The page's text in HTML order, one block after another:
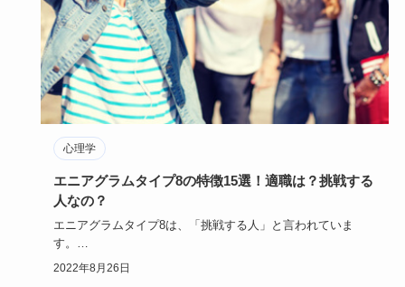
心理学
エニアグラムタイプ8の特徴15選！適職は？挑戦する
人なの？
エニアグラムタイプ8は、「挑戦する人」と言われていま
す。
その分、女性も男性も強い人が多く、怖いと思われることも
2022年8月26日